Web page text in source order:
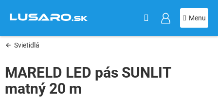
obsah
Svietidlá
MARELD LED pás SUNLIT
matný 20 m